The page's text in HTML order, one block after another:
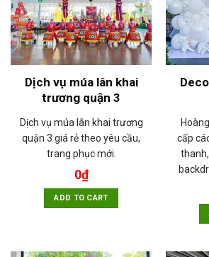
Dịch vụ múa lân khai
trương quận 3
Dịch vụ múa lân khai trương
quận 3 giá rẻ theo yêu cầu,
trang phục mới.
0₫
ADD TO CART
cấp